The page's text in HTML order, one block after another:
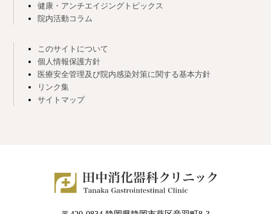
健康・アンチエイジングトピックス
院内活動コラム
このサイトについて
個人情報保護方針
医療安全管理及び院内感染対策に関する基本方針
リンク集
サイトマップ